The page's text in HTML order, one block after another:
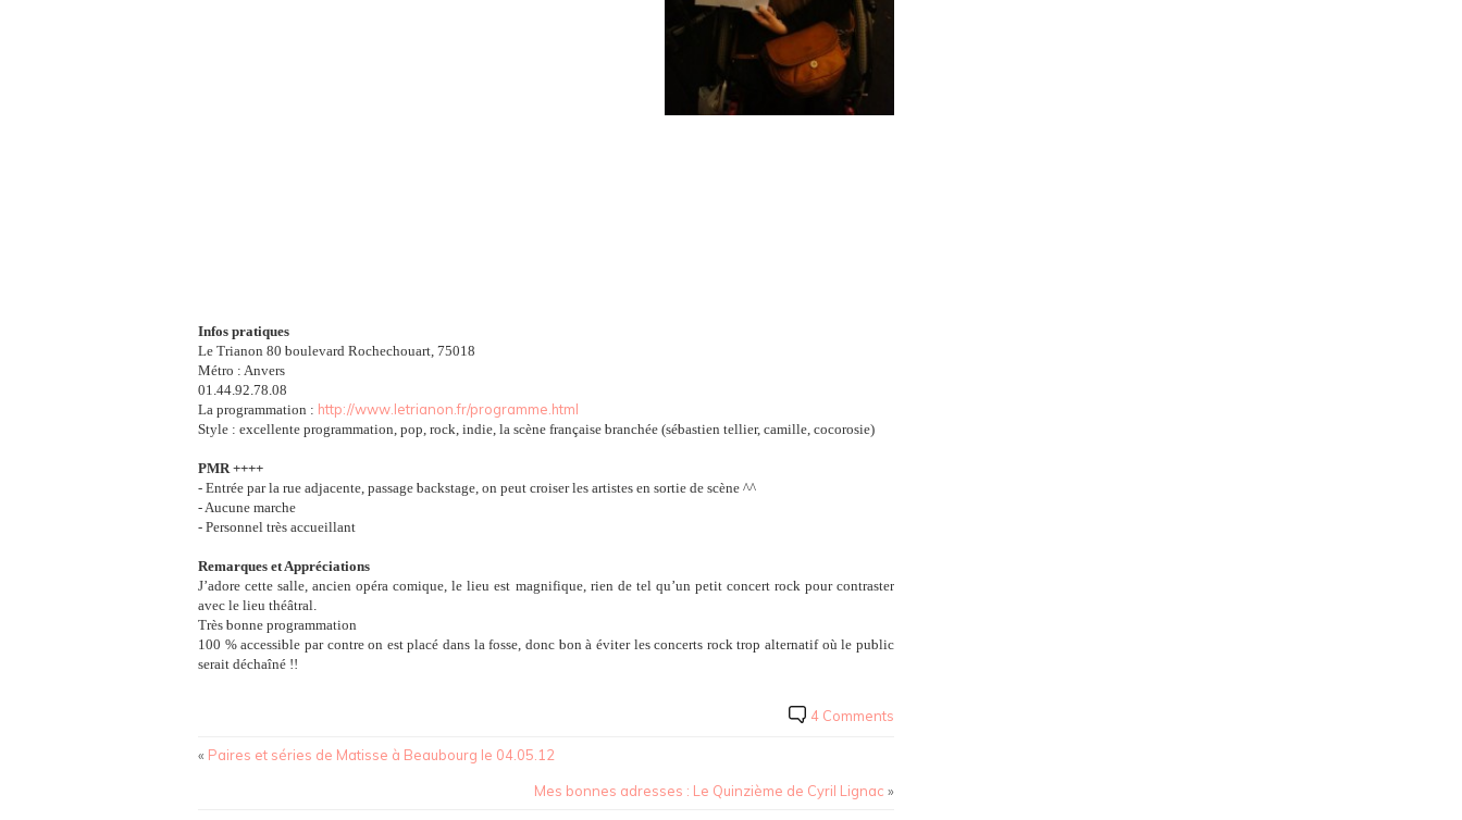
Infos pratiques
Le Trianon 80 boulevard Rochechouart, 75018
Métro : Anvers
01.44.92.78.08
La programmation : http://www.letrianon.fr/programme.html
Style : excellente programmation, pop, rock, indie, la scène française branchée (sébastien tellier, camille, cocorosie)
PMR ++++
- Entrée par la rue adjacente, passage backstage, on peut croiser les artistes en sortie de scène ^^
- Aucune marche
- Personnel très accueillant
Remarques et Appréciations
J’adore cette salle, ancien opéra comique, le lieu est magnifique, rien de tel qu’un petit concert rock pour contraster
avec le lieu théâtral.
Très bonne programmation
100 % accessible par contre on est placé dans la fosse, donc bon à éviter les concerts rock trop alternatif où le public
serait déchaîné !!
4 Comments
« Paires et séries de Matisse à Beaubourg le 04.05.12
Mes bonnes adresses : Le Quinzième de Cyril Lignac »